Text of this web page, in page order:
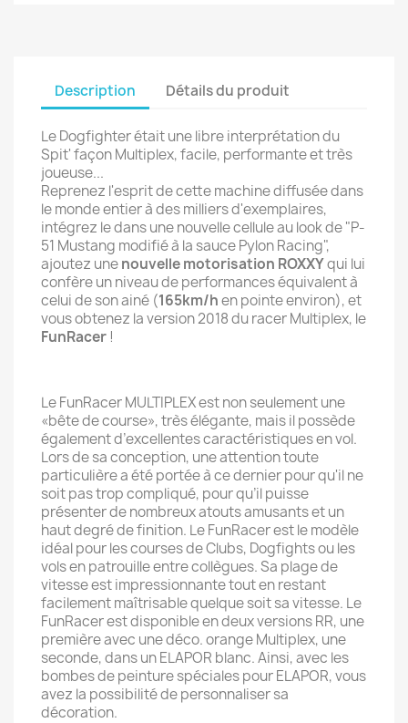
Description Détails du produit
Le Dogfighter était une libre interprétation du
Spit' façon Multiplex, facile, performante et très
joueuse...
Reprenez l'esprit de cette machine diffusée dans
le monde entier à des milliers d'exemplaires,
intégrez le dans une nouvelle cellule au look de "P-
51 Mustang modifié à la sauce Pylon Racing",
ajoutez unenouvelle motorisation ROXXYqui lui
confère un niveau de performances équivalent à
celui de son ainé (165km/hen pointe environ), et
vous obtenez la version 2018 du racer Multiplex, le
FunRacer !
Le FunRacer MULTIPLEX est non seulement une
«bête de course», très élégante, mais il possède
également d’excellentes caractéristiques en vol.
Lors de sa conception, une attention toute
particulière a été portée à ce dernier pour qu'il ne
soit pas trop compliqué, pour qu’il puisse
présenter de nombreux atouts amusants et un
haut degré de finition. Le FunRacer est le modèle
idéal pour les courses de Clubs, Dogfights ou les
vols en patrouille entre collègues. Sa plage de
vitesse est impressionnante tout en restant
facilement maîtrisable quelque soit sa vitesse. Le
FunRacer est disponible en deux versions RR, une
première avec une déco. orange Multiplex, une
seconde, dans un ELAPOR blanc. Ainsi, avec les
bombes de peinture spéciales pour ELAPOR, vous
avez la possibilité de personnaliser sa
décoration.